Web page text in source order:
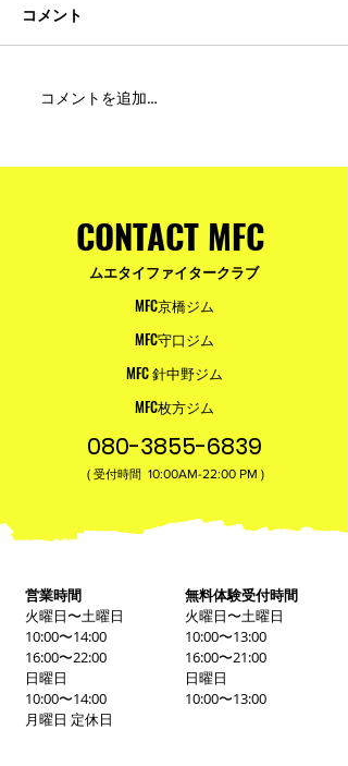
MFC DREAM FIGHT 24にご
皆様へ
コメント
コメントを追加…
CONTACT MFC
ムエタイファイタークラブ
MFC京橋ジム
MFC守口ジム
MFC 針中野ジム
MFC枚方ジム
080-3855-6839
( 受付時間 10:00AM-22:00​ PM )
営業時間
火曜日〜土曜日
10:00〜14:00
16:00〜22:00
日曜日
10:00〜14:00
月曜日 定休日
無料体験受付時間
火曜日〜土曜日
10:00〜13:00
16:00〜21:00
日曜日
10:00〜13:00